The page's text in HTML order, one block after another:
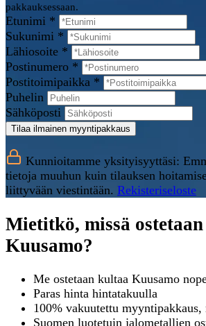
pakkauksessaan.
Etunimi *
Sukunimi *
Lähiosoite *
Postinumero *
Postitoimipaikka *
Puhelin
Sähköposti
Tilaa ilmainen myyntipakkaus
Kunnioitamme yksityisyyttäsi:
tietoja muuhun kuin tilauksen
liittyvään viestintään. Rekisteriseloste
Mietitkö, missä
Kuusamo?
Me ostetaan kultaa Kuusamo
Paras hinta hintatakuulla
100% vakuutettu myyntipakkaus,
Suomen luotetuin jalometallien